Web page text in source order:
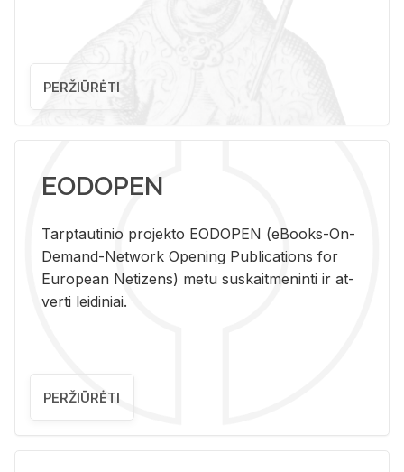
PERŽIŪRĖTI
EODOPEN
Tarp­tau­ti­nio pro­jek­to EO­DO­PEN (eBo­oks-On-
De­mand-Ne­twork Ope­ning Pub­li­ca­tions for
Eu­ro­pe­an Ne­ti­zens) metu su­skait­me­nin­ti ir at­
ver­ti lei­di­niai.
PERŽIŪRĖTI